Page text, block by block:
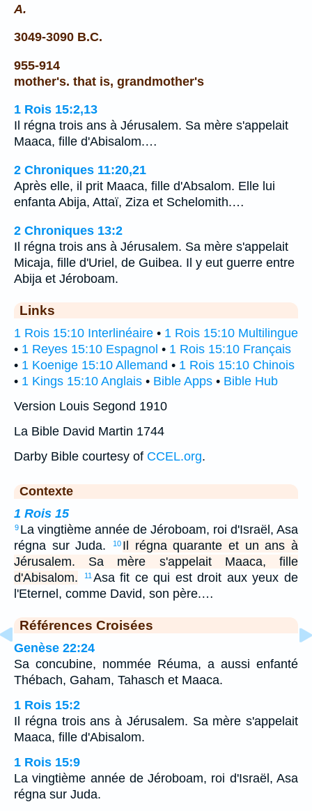
A.
3049-3090 B.C.
955-914
mother's. that is, grandmother's
1 Rois 15:2,13
Il régna trois ans à Jérusalem. Sa mère s'appelait
Maaca, fille d'Abisalom.…
2 Chroniques 11:20,21
Après elle, il prit Maaca, fille d'Absalom. Elle lui
enfanta Abija, Attaï, Ziza et Schelomith.…
2 Chroniques 13:2
Il régna trois ans à Jérusalem. Sa mère s'appelait
Micaja, fille d'Uriel, de Guibea. Il y eut guerre entre
Abija et Jéroboam.
Links
1 Rois 15:10 Interlinéaire • 1 Rois 15:10 Multilingue
• 1 Reyes 15:10 Espagnol • 1 Rois 15:10 Français
• 1 Koenige 15:10 Allemand • 1 Rois 15:10 Chinois
• 1 Kings 15:10 Anglais • Bible Apps • Bible Hub
Version Louis Segond 1910
La Bible David Martin 1744
Darby Bible courtesy of CCEL.org.
Contexte
1 Rois 15
9 La vingtième année de Jéroboam, roi d'Israël, Asa
régna sur Juda.
10 Il régna quarante et un ans à
Jérusalem. Sa mère s'appelait Maaca, fille
d'Abisalom.
11 Asa fit ce qui est droit aux yeux de
l'Eternel, comme David, son père.…
Références Croisées
Genèse 22:24
Sa concubine, nommée Réuma, a aussi enfanté
Thébach, Gaham, Tahasch et Maaca.
1 Rois 15:2
Il régna trois ans à Jérusalem. Sa mère s'appelait
Maaca, fille d'Abisalom.
1 Rois 15:9
La vingtième année de Jéroboam, roi d'Israël, Asa
régna sur Juda.